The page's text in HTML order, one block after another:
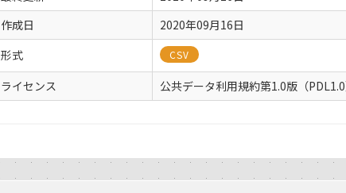
作成日
2020年09月16日
形式
CSV
ライセンス 公共データ利用規約第1.0版（